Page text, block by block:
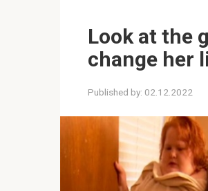
Look at the
change her
Published by: 02.12.2022